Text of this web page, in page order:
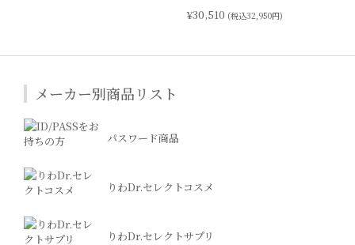
¥30,510 (税込32,950円)
メーカー別商品リスト
パスワード商品
りわDr.セレクトコスメ
りわDr.セレクトサプリ